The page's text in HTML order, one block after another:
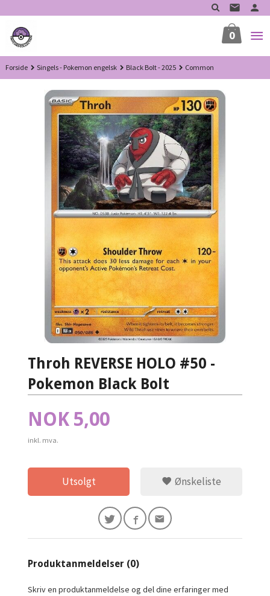
til
innholdet
0
Forside Singels - Pokemon engelsk Black Bolt - 2025 Common
Throh REVERSE HOLO #50 -
Pokemon Black Bolt
Pris
NOK 5,00
inkl. mva.
Utsolgt Ønskeliste
Produktanmeldelser (0)
Skriv en produktanmeldelse og del dine erfaringer med